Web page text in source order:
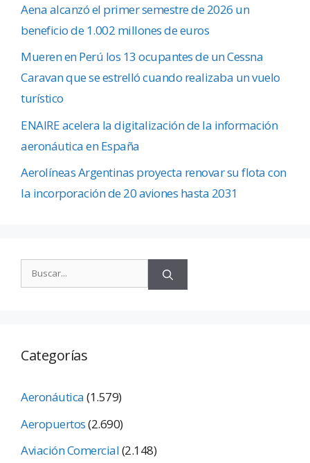
Aena alcanzó el primer semestre de 2026 un
beneficio de 1.002 millones de euros
Mueren en Perú los 13 ocupantes de un Cessna
Caravan que se estrelló cuando realizaba un vuelo
turístico
ENAIRE acelera la digitalización de la información
aeronáutica en España
Aerolíneas Argentinas proyecta renovar su flota con
la incorporación de 20 aviones hasta 2031
Categorías
Aeronáutica(1.579)
Aeropuertos(2.690)
Aviación Comercial(2.148)